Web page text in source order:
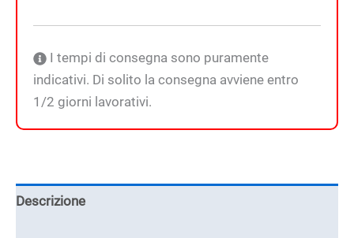
I tempi di consegna sono puramente
indicativi. Di solito la consegna avviene entro
1/2 giorni lavorativi.
Descrizione